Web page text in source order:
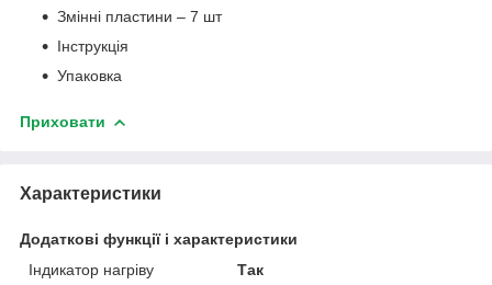
Змінні пластини – 7 шт
Інструкція
Упаковка
Приховати
Характеристики
Додаткові функції і характеристики
Індикатор нагріву
Так